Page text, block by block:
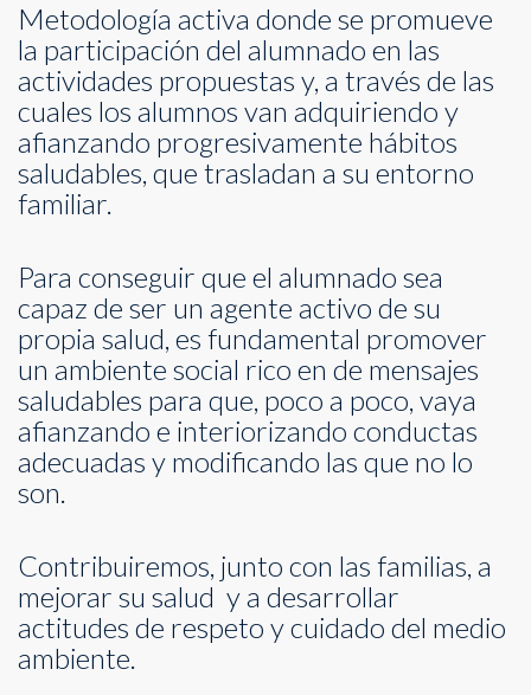
Metodología activa donde se promueve
la participación del alumnado en las
actividades propuestas y, a través de las
cuales los alumnos van adquiriendo y
afianzando progresivamente hábitos
saludables, que trasladan a su entorno
familiar.
Para conseguir que el alumnado sea
capaz de ser un agente activo de su
propia salud, es fundamental promover
un ambiente social rico en de mensajes
saludables para que, poco a poco, vaya
afianzando e interiorizando conductas
adecuadas y modificando las que no lo
son.
Contribuiremos, junto con las familias, a
mejorar su salud y a desarrollar
actitudes de respeto y cuidado del medio
ambiente.